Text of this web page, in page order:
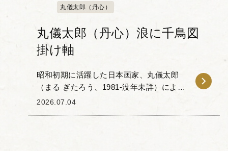
丸儀太郎（丹心）
丸儀太郎（丹心）浪に千鳥図
掛け軸
昭和初期に活躍した日本画家、丸儀太郎
（まる ぎたろう、1981-没年未詳）による
千鳥図の掛け軸をお譲りいただきまし
2026.07.04